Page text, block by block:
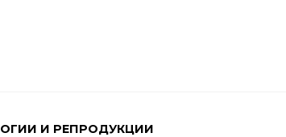
И РЕПРОДУКЦИИ